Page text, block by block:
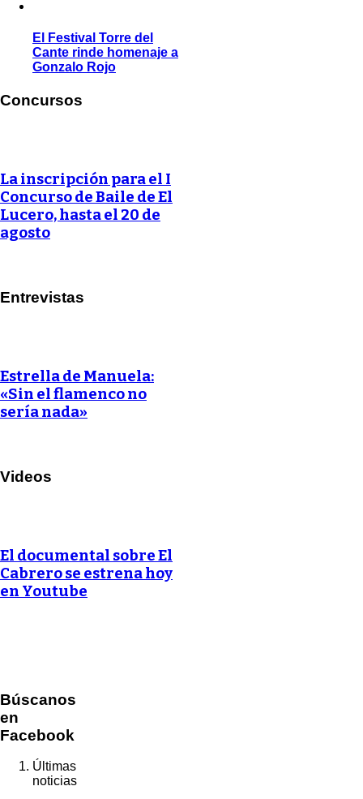
El Festival Torre del
Cante rinde homenaje a
Gonzalo Rojo
Concursos
La inscripción para el I
Concurso de Baile de El
Lucero, hasta el 20 de
agosto
Entrevistas
Estrella de Manuela:
«Sin el flamenco no
sería nada»
Videos
El documental sobre El
Cabrero se estrena hoy
en Youtube
Búscanos
en
Facebook
Últimas
noticias